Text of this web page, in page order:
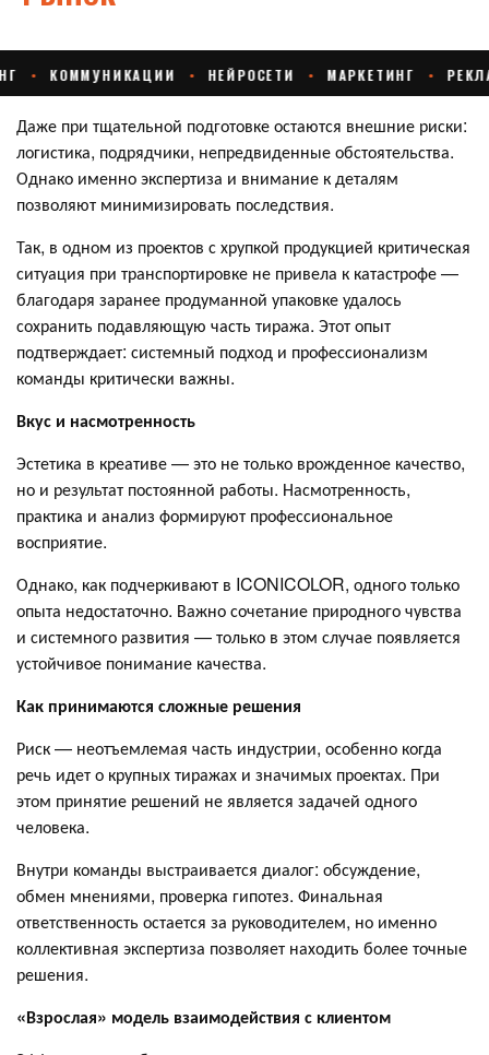
Даже при тщательной подготовке остаются внешние риски:
логистика, подрядчики, непредвиденные обстоятельства.
Однако именно экспертиза и внимание к деталям
позволяют минимизировать последствия.
Так, в одном из проектов с хрупкой продукцией критическая
ситуация при транспортировке не привела к катастрофе —
благодаря заранее продуманной упаковке удалось
сохранить подавляющую часть тиража. Этот опыт
подтверждает: системный подход и профессионализм
команды критически важны.
Вкус и насмотренность
Эстетика в креативе — это не только врожденное качество,
но и результат постоянной работы. Насмотренность,
практика и анализ формируют профессиональное
восприятие.
Однако, как подчеркивают в ICONICOLOR, одного только
опыта недостаточно. Важно сочетание природного чувства
и системного развития — только в этом случае появляется
устойчивое понимание качества.
Как принимаются сложные решения
Риск — неотъемлемая часть индустрии, особенно когда
речь идет о крупных тиражах и значимых проектах. При
этом принятие решений не является задачей одного
человека.
Внутри команды выстраивается диалог: обсуждение,
обмен мнениями, проверка гипотез. Финальная
ответственность остается за руководителем, но именно
коллективная экспертиза позволяет находить более точные
решения.
«Взрослая» модель взаимодействия с клиентом